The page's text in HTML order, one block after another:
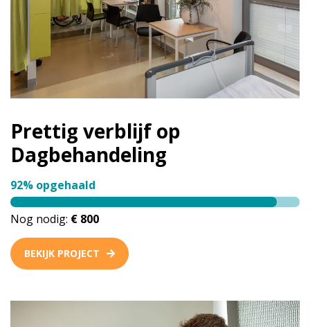
Prettig verblijf op
Dagbehandeling
92% opgehaald
Nog nodig: € 800
BEKIJK PROJECT